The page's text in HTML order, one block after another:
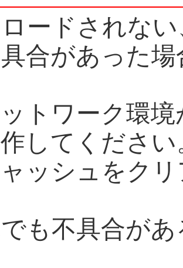
ードされな
合があった
トワーク環境
してください
ッシュをクリ
も不具合があ